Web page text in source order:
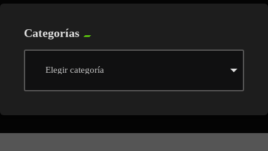
Categorías